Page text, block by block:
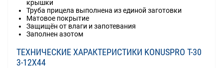
крышки
Труба прицела выполнена из единой заготовки
Матовое покрытие
Защищён от влаги и запотевания
Заполнен азотом
ТЕХНИЧЕСКИЕ ХАРАКТЕРИСТИКИ KONUSPRO T-30
3-12X44